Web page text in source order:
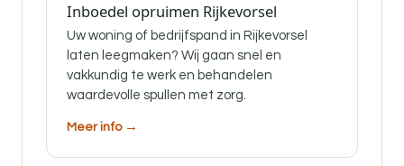
Inboedel opruimen Rijkevorsel
Uw woning of bedrijfspand in Rijkevorsel
laten leegmaken? Wij gaan snel en
vakkundig te werk en behandelen
waardevolle spullen met zorg.
Meer info →